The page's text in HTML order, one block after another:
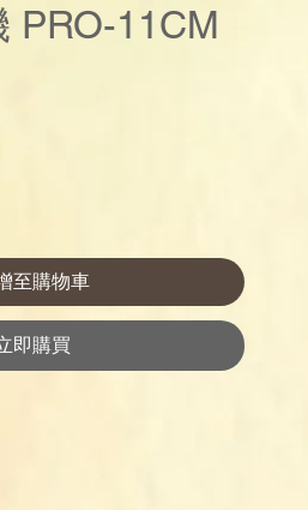
PRO-11CM
至購物車
即購買